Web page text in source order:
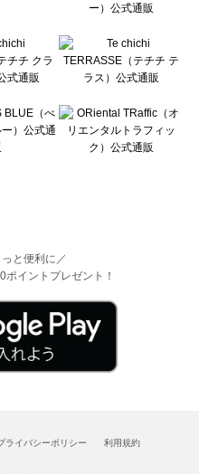
と便利に／
イントプレゼント！
ライバシーポリシー 利用規約